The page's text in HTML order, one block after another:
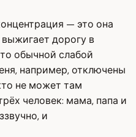
— это она
дорогу в
обычной слабой
например, отключены
не может там
человек: мама, папа и
и